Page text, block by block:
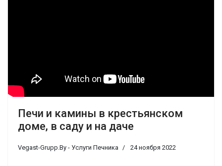
Печи и камины в крестьянском
доме, в саду и на даче
Vegast-Grupp.By - Услуги Печника 24 ноября 2022